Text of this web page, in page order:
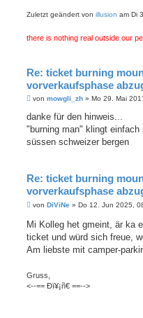
Zuletzt geändert von illusion am Di
there is nothing real outside our
Re: ticket burning
vorverkaufsphase
B
i
r
a
von mowgli_zh » Mo 29. Mai
danke für den hinweis...
"burning man" klingt
süssen schweizer bergen
Re: ticket burning
vorverkaufsphase
B
t
r
a
g
von DiViNe » Do 12. Jun 2025,
Mi Kolleg het gmeint, är ka
ticket und würd sich freue,
Am liebste mit camper-
Gruss,
<--== Ðï¥¡ñ€ ==-->